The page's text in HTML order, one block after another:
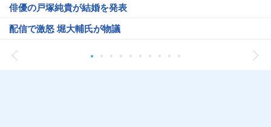
俳優の戸塚純貴が結婚を発表
配信で激怒 堀大輔氏が物議